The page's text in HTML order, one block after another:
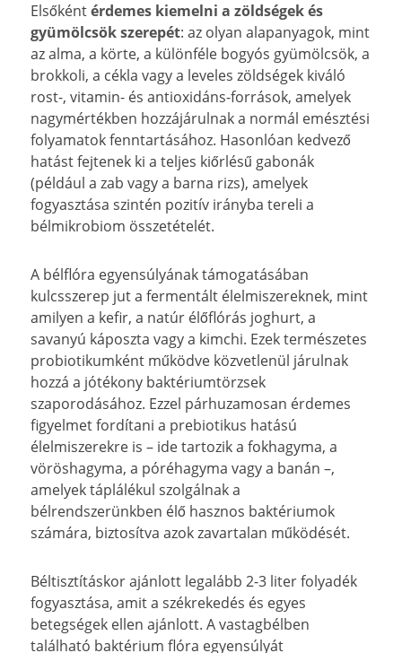
Elsőkéntérdemes kiemelni a zöldségek és
gyümölcsök szerepét: az olyan alapanyagok, mint
az alma, a körte, a különféle bogyós gyümölcsök, a
brokkoli, a cékla vagy a leveles zöldségek kiváló
rost-, vitamin- és antioxidáns-források, amelyek
nagymértékben hozzájárulnak a normál emésztési
folyamatok fenntartásához. Hasonlóan kedvező
hatást fejtenek ki a teljes kiőrlésű gabonák
(például a zab vagy a barna rizs), amelyek
fogyasztása szintén pozitív irányba tereli a
bélmikrobiom összetételét.
A bélflóra egyensúlyának támogatásában
kulcsszerep jut a fermentált élelmiszereknek, mint
amilyen a kefir, a natúr élőflórás joghurt, a
savanyú káposzta vagy a kimchi. Ezek természetes
probiotikumként működve közvetlenül járulnak
hozzá a jótékony baktériumtörzsek
szaporodásához. Ezzel párhuzamosan érdemes
figyelmet fordítani a prebiotikus hatású
élelmiszerekre is – ide tartozik a fokhagyma, a
vöröshagyma, a póréhagyma vagy a banán –,
amelyek táplálékul szolgálnak a
bélrendszerünkben élő hasznos baktériumok
számára, biztosítva azok zavartalan működését.
Béltisztításkor ajánlott legalább 2-3 liter folyadék
fogyasztása, amit a székrekedés és egyes
betegségek ellen ajánlott. A vastagbélben
található baktérium flóra egyensúlyát